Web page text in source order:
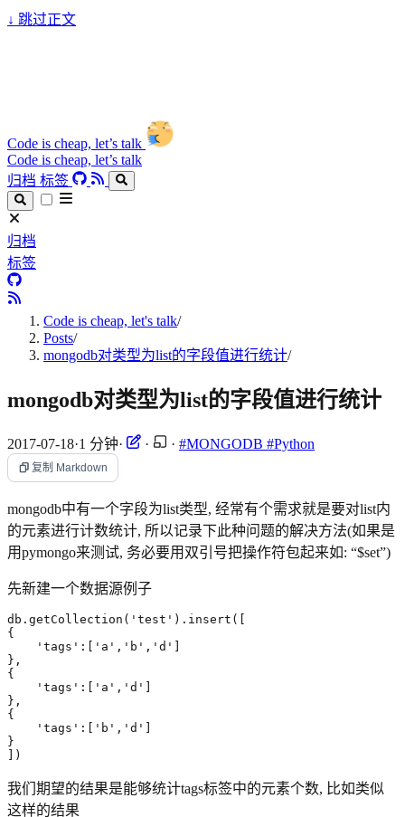
↓ 跳过正文
Code is cheap, let’s talk
Code is cheap, let’s talk
归档 标签
归档
标签
Code is cheap, let's talk/
Posts/
mongodb对类型为list的字段值进行统计/
mongodb对类型为list的字段值进行统计
2017-07-18·1 分钟· · · #MONGODB #Python
复制 Markdown
mongodb中有一个字段为list类型, 经常有个需求就是要对list内
的元素进行计数统计, 所以记录下此种问题的解决方法(如果是
用pymongo来测试, 务必要用双引号把操作符包起来如: “$set”)
先新建一个数据源例子
db . getCollection ( 'test' ). insert ([
{
'tags' :[ 'a' , 'b' , 'd' ]
} ,
{
'tags' :[ 'a' , 'd' ]
} ,
{
'tags' :[ 'b' , 'd' ]
}
])
我们期望的结果是能够统计tags标签中的元素个数, 比如类似
这样的结果